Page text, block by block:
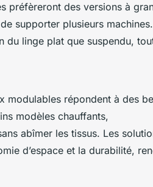
préfèreront des versions à
supporter plusieurs
du linge plat que suspendu,
modulables répondent à des
modèles chauffants,
abîmer les tissus. Les
d’espace et la durabilité,